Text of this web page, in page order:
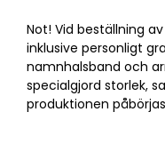
Not! Vid beställning
inklusive personligt
namnhalsband och
specialgjord storlek,
produktionen